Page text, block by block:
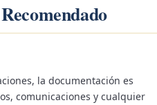
la documentación es
comunicaciones y cualquier